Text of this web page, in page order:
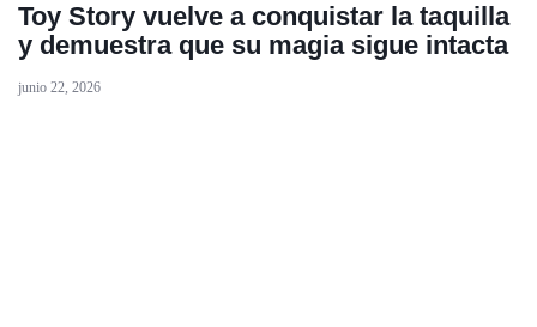
Toy Story vuelve a conquistar la taquilla
y demuestra que su magia sigue intacta
junio 22, 2026